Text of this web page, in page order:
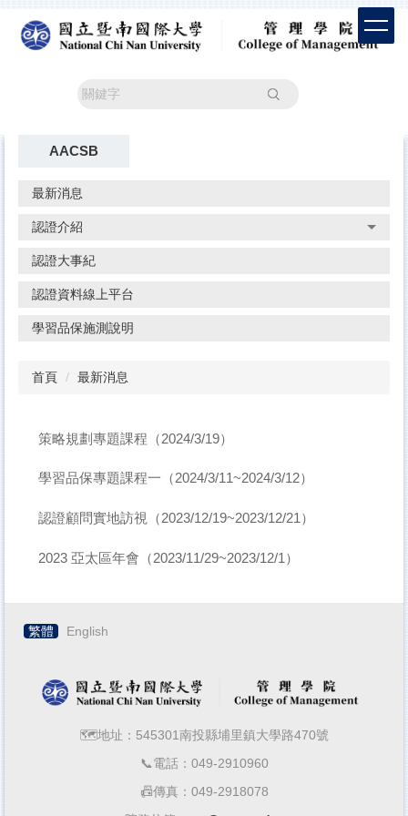
搜尋
AACSB
最新消息
認證介紹
認證大事紀
認證資料線上平台
學習品保施測說明
首頁 最新消息
策略規劃專題課程（2024/3/19）
學習品保專題課程一（2024/3/11~2024/3/12）
認證顧問實地訪視（2023/12/19~2023/12/21）
2023 亞太區年會（2023/11/29~2023/12/1）
繁體 English
🗺️地址：545301南投縣埔里鎮大學路470號
📞電話：049-2910960
📠傳真：049-2918078